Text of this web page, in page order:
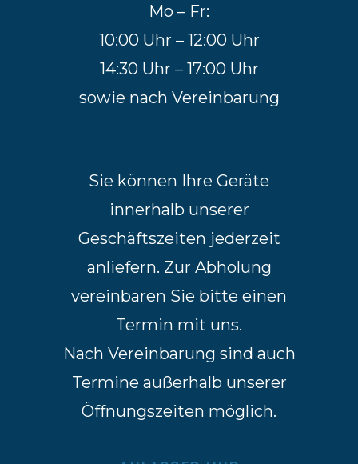
Mo – Fr:
10:00 Uhr – 12:00 Uhr
14:30 Uhr – 17:00 Uhr
sowie nach Vereinbarung
Sie können Ihre Geräte
innerhalb unserer
Geschäftszeiten jederzeit
anliefern. Zur Abholung
vereinbaren Sie bitte einen
Termin mit uns.
Nach Vereinbarung sind auch
Termine außerhalb unserer
Öffnungszeiten möglich.